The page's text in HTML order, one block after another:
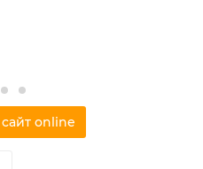
online